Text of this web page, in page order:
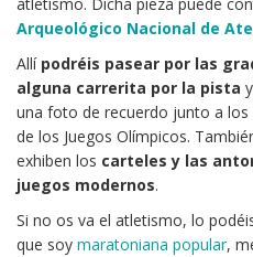
Arqueológico Nacional de
Allí podréis pasear por las
alguna carrerita por la pista y
una foto de recuerdo junto a
de los Juegos Olímpicos.
exhiben los carteles y las
juegos modernos.
Si no os va el atletismo, lo
que soy maratoniana popular,